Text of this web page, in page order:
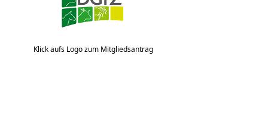
Klick aufs Logo zum Mitgliedsantrag